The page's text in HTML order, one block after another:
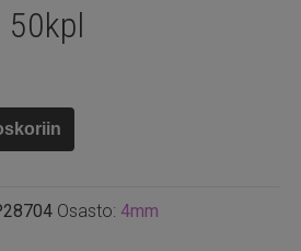
50kpl
Osasto: 4mm